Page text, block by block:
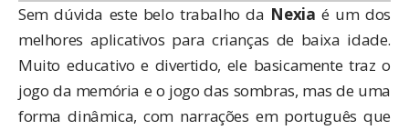
Sem dúvida este belo trabalho da Nexia é um dos
melhores aplicativos para crianças de baixa idade.
Muito educativo e divertido, ele basicamente traz o
jogo da memória e o jogo das sombras, mas de uma
forma dinâmica, com narrações em português que